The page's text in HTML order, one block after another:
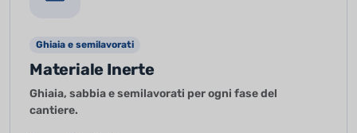
Ghiaia e semilavorati
Materiale Inerte
Ghiaia, sabbia e semilavorati per ogni fase del
cantiere.